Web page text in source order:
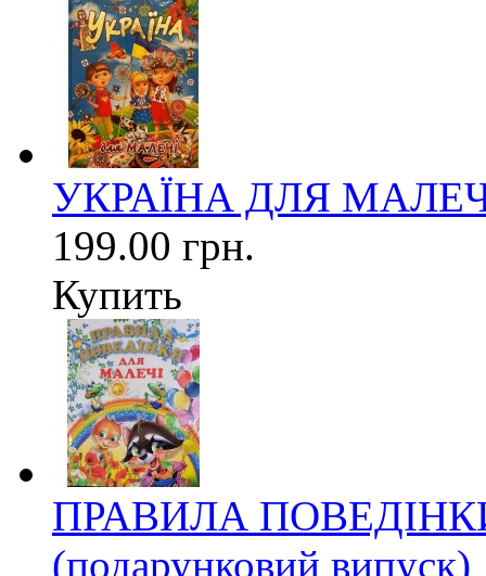
УКРАЇНА ДЛЯ МАЛЕЧІ
199.00 грн.
Купить
ПРАВИЛА
(подарунковий випуск)